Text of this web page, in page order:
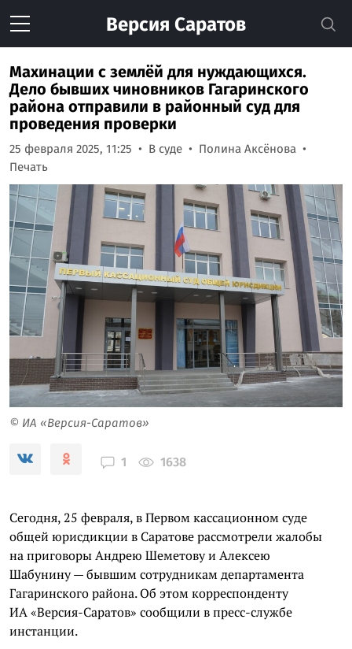
Версия Саратов
Махинации с землёй для нуждающихся.
Дело бывших чиновников Гагаринского
района отправили в районный суд для
проведения проверки
25 февраля 2025, 11:25 В суде
Полина Аксёнова
Печать
© ИА «Версия-Саратов»
1 1638
Сегодня, 25 февраля, в Первом кассационном суде
общей юрисдикции в Саратове рассмотрели жалобы
на приговоры Андрею Шеметову и Алексею
Шабунину — бывшим сотрудникам департамента
Гагаринского района. Об этом корреспонденту
ИА «Версия-Саратов» сообщили в пресс-службе
инстанции.